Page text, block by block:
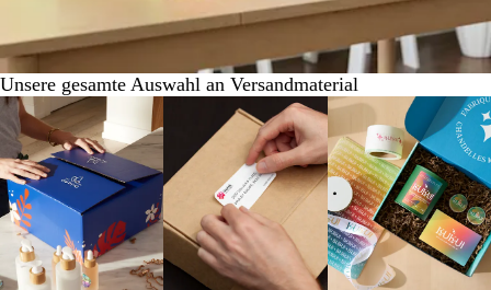
Unsere gesamte Auswahl an Versandmaterial